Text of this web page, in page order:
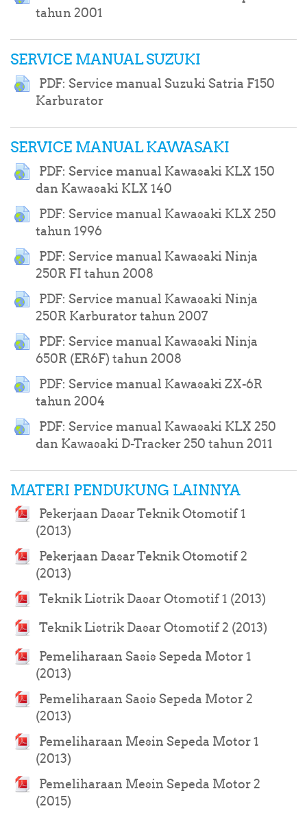
tahun 2001
URL
SERVICE MANUAL SUZUKI
PDF: Service manual Suzuki Satria F150
Karburator
URL
SERVICE MANUAL KAWASAKI
PDF: Service manual Kawasaki KLX 150
dan Kawasaki KLX 140
URL
PDF: Service manual Kawasaki KLX 250
tahun 1996
URL
PDF: Service manual Kawasaki Ninja
250R FI tahun 2008
URL
PDF: Service manual Kawasaki Ninja
250R Karburator tahun 2007
URL
PDF: Service manual Kawasaki Ninja
650R (ER6F) tahun 2008
URL
PDF: Service manual Kawasaki ZX-6R
tahun 2004
URL
PDF: Service manual Kawasaki KLX 250
dan Kawasaki D-Tracker 250 tahun 2011
URL
MATERI PENDUKUNG LAINNYA
Pekerjaan Dasar Teknik Otomotif 1
(2013)
URL
Pekerjaan Dasar Teknik Otomotif 2
(2013)
URL
Teknik Listrik Dasar Otomotif 1 (2013)
URL
Teknik Listrik Dasar Otomotif 2 (2013)
URL
Pemeliharaan Sasis Sepeda Motor 1
(2013)
URL
Pemeliharaan Sasis Sepeda Motor 2
(2013)
URL
Pemeliharaan Mesin Sepeda Motor 1
(2013)
URL
Pemeliharaan Mesin Sepeda Motor 2
(2015)
URL